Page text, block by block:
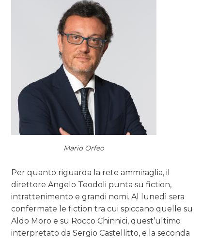
Mario Orfeo
Per quanto riguarda la rete ammiraglia, il
direttore Angelo Teodoli punta su fiction,
intrattenimento e grandi nomi. Al lunedì sera
confermate le fiction tra cui spiccano quelle su
Aldo Moro e su Rocco Chinnici, quest’ultimo
interpretato da Sergio Castellitto, e la seconda